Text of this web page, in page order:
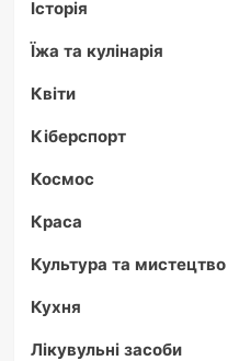
Історія
Їжа та кулінарія
Квіти
Кіберспорт
Космос
Краса
Культура та мистецтво
Кухня
Лікувульні засоби